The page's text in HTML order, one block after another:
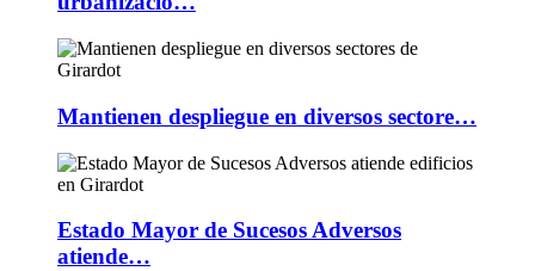
Mantienen despliegue en diversos sectore…
Estado Mayor de Sucesos Adversos
atiende…